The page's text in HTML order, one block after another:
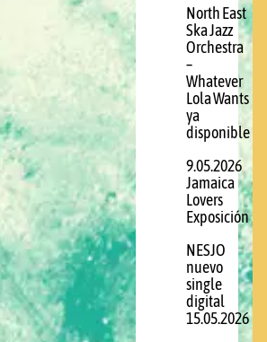
North East
Ska Jazz
Orchestra
–
Whatever
Lola Wants
ya
disponible
9.05.2026
Jamaica
Lovers
Exposición
NESJO
nuevo
single
digital
15.05.2026